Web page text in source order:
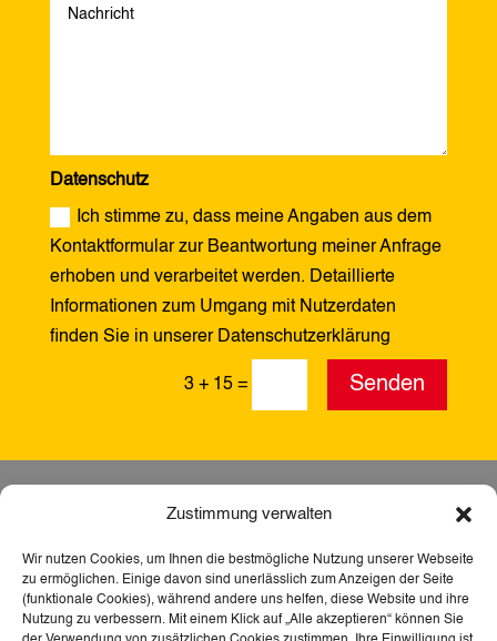
Zustimmung verwalten
Wir nutzen Cookies, um Ihnen die bestmögliche Nutzung unserer Webseite
zu ermöglichen. Einige davon sind unerlässlich zum Anzeigen der Seite
(funktionale Cookies), während andere uns helfen, diese Website und ihre
Nutzung zu verbessern. Mit einem Klick auf „Alle akzeptieren“ können Sie
Datenschutz
Ich stimme zu, dass meine Angaben aus dem
Kontaktformular zur Beantwortung meiner Anfrage
erhoben und verarbeitet werden. Detaillierte
Informationen zum Umgang mit Nutzerdaten
finden Sie in unserer Datenschutzerklärung
3 + 15 = Senden